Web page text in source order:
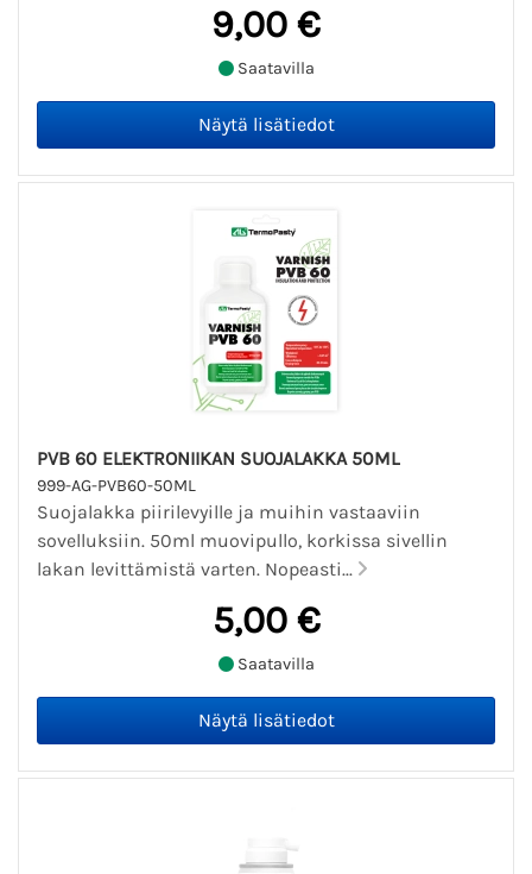
9,00 €
Saatavilla
PVB 60 ELEKTRONIIKAN SUOJALAKKA 50ML
999-AG-PVB60-50ML
Suojalakka piirilevyille ja muihin vastaaviin
sovelluksiin. 50ml muovipullo, korkissa sivellin
lakan levittämistä varten. Nopeasti...
5,00 €
Saatavilla